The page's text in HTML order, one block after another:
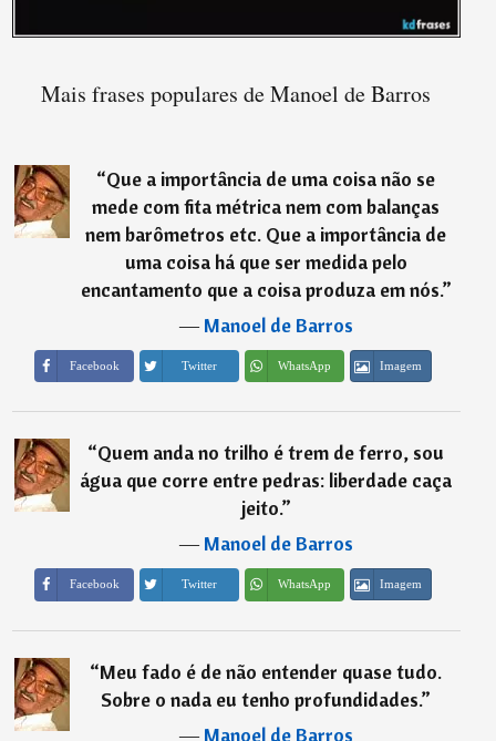
Mais frases populares de Manoel de Barros
“Que a importância de uma coisa não se
mede com fita métrica nem com balanças
nem barômetros etc. Que a importância de
uma coisa há que ser medida pelo
encantamento que a coisa produza em nós.”
―Manoel de Barros
Facebook Twitter WhatsApp Imagem
“Quem anda no trilho é trem de ferro, sou
água que corre entre pedras: liberdade caça
jeito.”
―Manoel de Barros
Facebook Twitter WhatsApp Imagem
“Meu fado é de não entender quase tudo.
Sobre o nada eu tenho profundidades.”
―Manoel de Barros